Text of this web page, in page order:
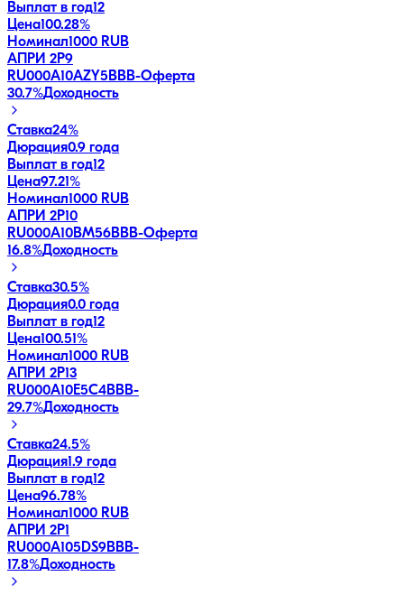
Выплат в год12
Цена100.28%
Номинал1000 RUB
АПРИ 2Р9
RU000A10AZY5BBB-Оферта
30.7%Доходность
Ставка24%
Дюрация0.9 года
Выплат в год12
Цена97.21%
Номинал1000 RUB
АПРИ 2Р10
RU000A10BM56BBB-Оферта
16.8%Доходность
Ставка30.5%
Дюрация0.0 года
Выплат в год12
Цена100.51%
Номинал1000 RUB
АПРИ 2Р13
RU000A10E5C4BBB-
29.7%Доходность
Ставка24.5%
Дюрация1.9 года
Выплат в год12
Цена96.78%
Номинал1000 RUB
АПРИ 2Р1
RU000A105DS9BBB-
17.8%Доходность